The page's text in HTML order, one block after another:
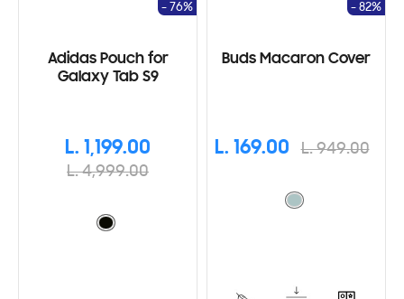
Adidas Pouch for
Galaxy Tab S9
L. 1,199.00
L. 4,999.00
- 76%
Buds Macaron Cover
L. 169.00 L. 949.00
- 82%